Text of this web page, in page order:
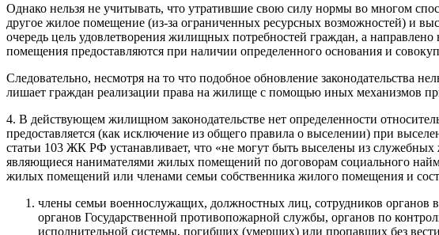
Однако нельзя не учитывать, что утратившие свою силу нормы во многом
другое жилое помещение (из-за ограниченных ресурсных возможностей) и
очередь цель удовлетворения жилищных потребностей граждан, а
помещения предоставляются при наличии определенного основания и
Следовательно, несмотря на то что подобное обновление законодательства
лишает граждан реализации права на жилище с помощью иных механизмов
4. В действующем жилищном законодательстве нет определенности
предоставляется (как исключение из общего правила о выселении) при
статьи 103 ЖК РФ устанавливает, что «не могут быть выселены из
являющиеся нанимателями жилых помещений по договорам социального
жилых помещений или членами семьи собственника жилого помещения и
члены семьи военнослужащих, должностных лиц, сотрудников органов
органов Государственной противопожарной службы, органов по
исполнительной системы, погибших (умерших) или пропавших без